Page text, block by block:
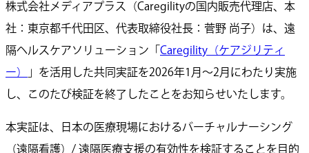
株式会社メディアプラス（Caregilityの国内販売代理店、本
社：東京都千代田区、代表取締役社長：菅野 尚子）は、遠
隔ヘルスケアソリューション「 Caregility（ケアジリティ
ー）
」を活用した共同実証を2026年1月～2月にわたり実施
し、このたび検証を終了したことをお知らせいたします。
本実証は、日本の医療現場におけるバーチャルナーシング
（遠隔看護）/ 遠隔医療支援の有効性を検証することを目的